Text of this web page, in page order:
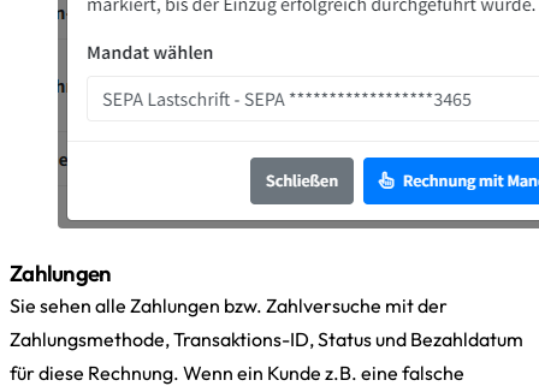
Zahlungen
Sie sehen alle Zahlungen bzw. Zahlversuche mit der
Zahlungsmethode, Transaktions-ID, Status und Bezahldatum
für diese Rechnung. Wenn ein Kunde z.B. eine falsche